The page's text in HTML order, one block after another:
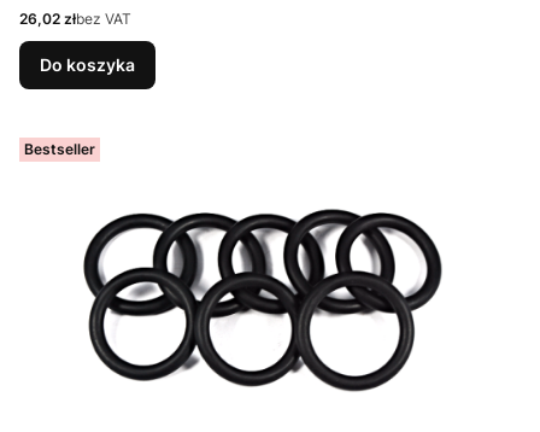
Cena
26,02 złbez VAT
Do koszyka
Bestseller